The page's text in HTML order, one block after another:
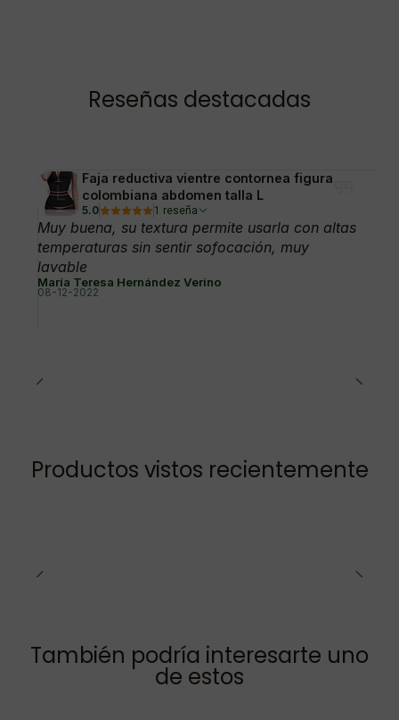
Reseñas destacadas
Faja reductiva vientre contornea figura
colombiana abdomen talla L
5.0 1 reseña
Muy buena, su textura permite usarla con altas
temperaturas sin sentir sofocación, muy
lavable
María Teresa Hernández Verino
08-12-2022
Productos vistos recientemente
También podría interesarte uno
de estos